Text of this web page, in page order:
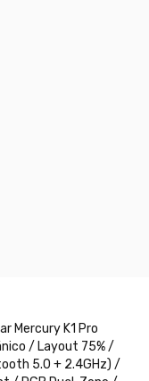
Mercury K1 Pro
/ Layout 75% /
5.0 + 2.4GHz) /